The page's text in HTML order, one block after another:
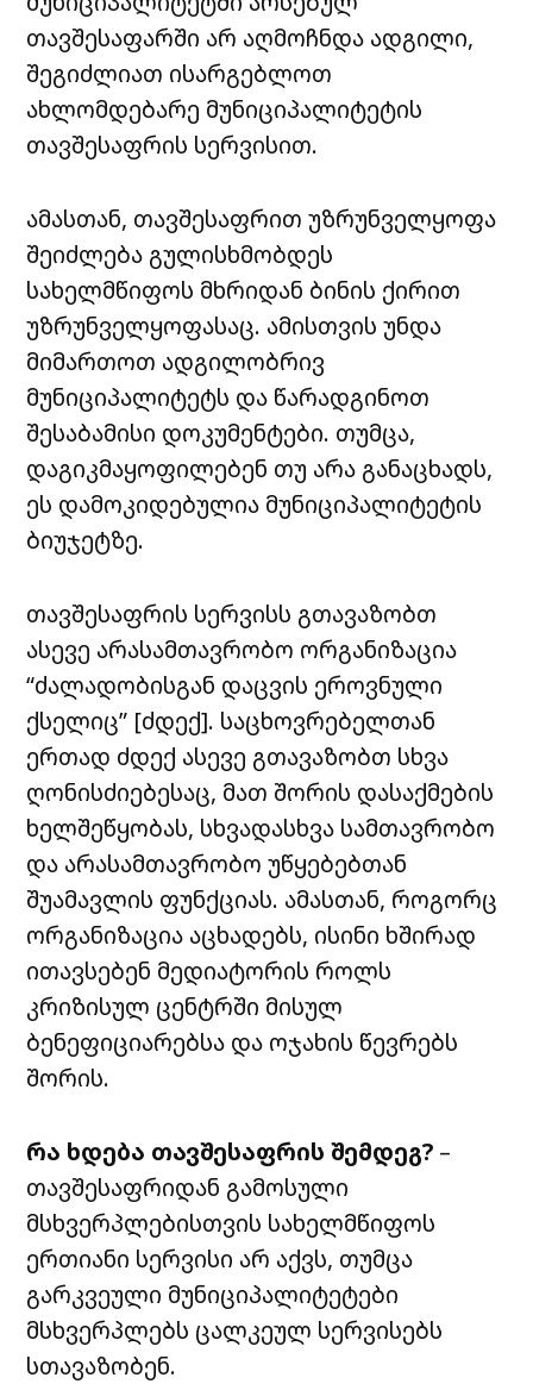
თავშესაფარში არ აღმოჩნდა ადგილი,
შეგიძლიათ ისარგებლოთ
ახლომდებარე მუნიციპალიტეტის
თავშესაფრის სერვისით.
ამასთან, თავშესაფრით უზრუნველყოფა
შეიძლება გულისხმობდეს
სახელმწიფოს მხრიდან ბინის ქირით
უზრუნველყოფასაც. ამისთვის უნდა
მიმართოთ ადგილობრივ
მუნიციპალიტეტს და წარადგინოთ
შესაბამისი დოკუმენტები. თუმცა,
დაგიკმაყოფილებენ თუ არა განაცხადს,
ეს დამოკიდებულია მუნიციპალიტეტის
ბიუჯეტზე.
თავშესაფრის სერვისს გთავაზობთ
ასევე არასამთავრობო ორგანიზაცია
“ძალადობისგან დაცვის ეროვნული
ქსელიც” [ძდექ]. საცხოვრებელთან
ერთად ძდექ ასევე გთავაზობთ სხვა
ღონისძიებესაც, მათ შორის დასაქმების
ხელშეწყობას, სხვადასხვა სამთავრობო
და არასამთავრობო უწყებებთან
შუამავლის ფუნქციას. ამასთან, როგორც
ორგანიზაცია აცხადებს, ისინი ხშირად
ითავსებენ მედიატორის როლს
კრიზისულ ცენტრში მისულ
ბენეფიციარებსა და ოჯახის წევრებს
შორის.
რა ხდება თავშესაფრის შემდეგ? –
თავშესაფრიდან გამოსული
მსხვერპლებისთვის სახელმწიფოს
ერთიანი სერვისი არ აქვს, თუმცა
გარკვეული მუნიციპალიტეტები
მსხვერპლებს ცალკეულ სერვისებს
სთავაზობენ.